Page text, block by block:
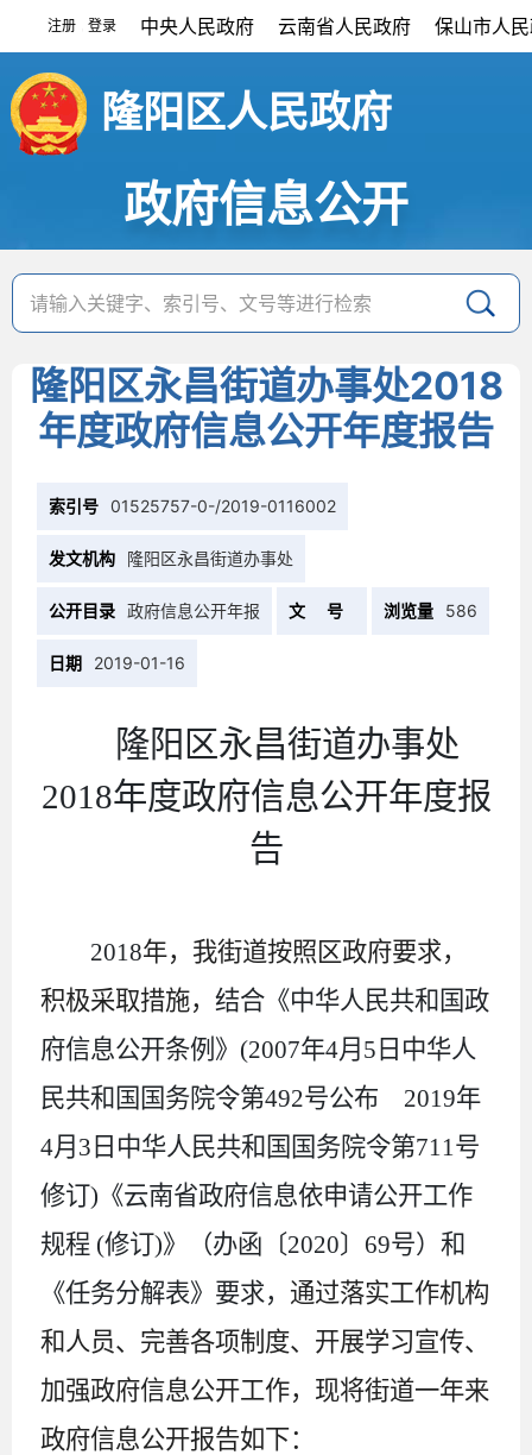
注册 登录 中央人民政府 云南省人民政府 保山市人
隆阳区人民政府
政府信息公开
隆阳区永昌街道办事处2018
年度政府信息公开年度报告
索引号 01525757-0-/2019-0116002
发文机构 隆阳区永昌街道办事处
公开目录 政府信息公开年报 文 号 浏览量 586
日期 2019-01-16
隆阳区永昌街道办事处
2018年度政府信息公开年度报
告
2018年，我街道按照区政府要求，
积极采取措施， 结合《中华人民共和国政
府信息公开条例》(2007年4月5日中华人
民共和国国务院令第492号公布 2019年
4月3日中华人民共和国国务院令第711号
修订)《云南省政府信息依申请公开工作
规程 (修订)》（办函〔2020〕69号）和
《任务分解表》要求， 通过落实工作机构
和人员、完善各项制度、开展学习宣传、
加强政府信息公开工作，现将街道一年来
政府信息公开报告如下：